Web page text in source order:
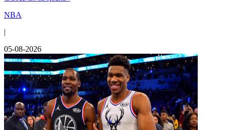
NBA
|
05-08-2026